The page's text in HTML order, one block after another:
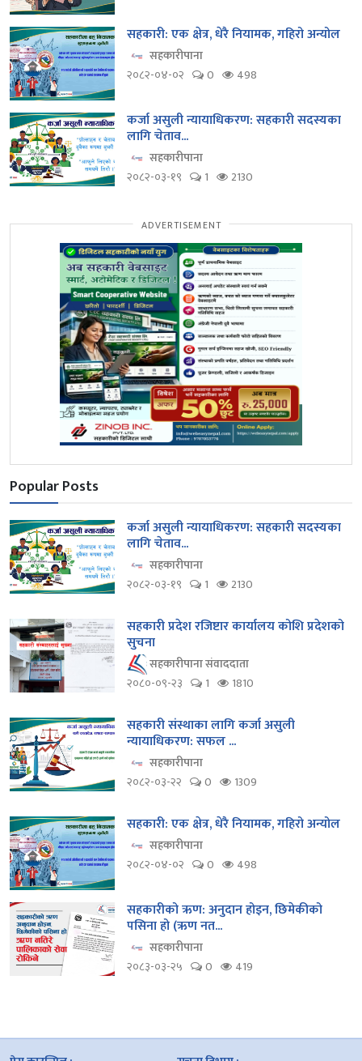
सहकारी: एक क्षेत्र, धेरै नियामक, गहिरो अन्योल
सहकारीपाना
२०८२-०४-०२
0 498
कर्जा असुली न्यायाधिकरण: सहकारी सदस्यका
लागि चेताव...
सहकारीपाना
२०८२-०३-१९
1 2130
ADVERTISEMENT
Popular Posts
कर्जा असुली न्यायाधिकरण: सहकारी सदस्यका
लागि चेताव...
सहकारीपाना
२०८२-०३-१९
1 2130
सहकारी प्रदेश रजिष्टार कार्यालय कोशि प्रदेशको
सुचना
सहकारीपाना संवाददाता
२०८०-०९-२३
1 1810
सहकारी संस्थाका लागि कर्जा असुली
न्यायाधिकरण: सफल ...
सहकारीपाना
२०८२-०३-२२
0 1309
सहकारी: एक क्षेत्र, धेरै नियामक, गहिरो अन्योल
सहकारीपाना
२०८२-०४-०२
0 498
सहकारीको ऋण: अनुदान होइन, छिमेकीको
पसिना हो (ऋण नत...
सहकारीपाना
२०८३-०३-२५
0 419